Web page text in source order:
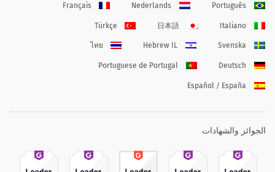
Português
Nederlands
Français
Italiano
日本語
Türkçe
Svenska
Hebrew IL
ไทย
Deutsch
Portuguese de Portugal
Español / España
الجوائز والشهادات